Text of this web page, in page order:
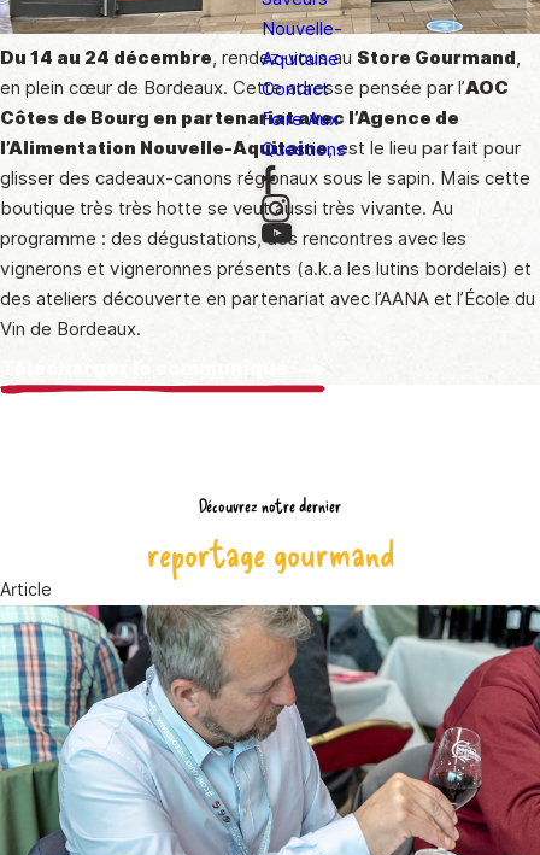
Nouvelle-
Aquitaine
Contact
Foire Aux
Questions
Du 14 au 24 décembre , rendez-vous au Store Gourmand
en plein cœur de Bordeaux. Cette adresse pensée par l’AOC
Côtes de Bourg en partenariat avec l’Agence de
l’Alimentation Nouvelle-Aquitaine, est le lieu parfait pour
glisser des cadeaux-canons régionaux sous le sapin. Mais cette
boutique très très hotte se veut aussi très vivante. Au
programme : des dégustations, des rencontres avec les
vignerons et vigneronnes présents (a.k.a les lutins bordelais) et
des ateliers découverte en partenariat avec l’AANA et l’École du
Vin de Bordeaux.
Découvrez notre dernier
reportage gourmand
Article